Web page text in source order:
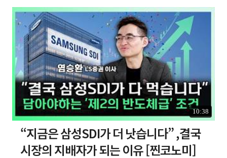
10:38
“지금은 삼성SDI가 더 낫습니다” ,결국
시장의 지배자가 되는 이유 [찐코노미]